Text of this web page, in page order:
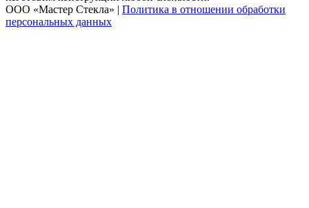
ООО «Мастер Стекла» | Политика в отношении обработки
персональных данных